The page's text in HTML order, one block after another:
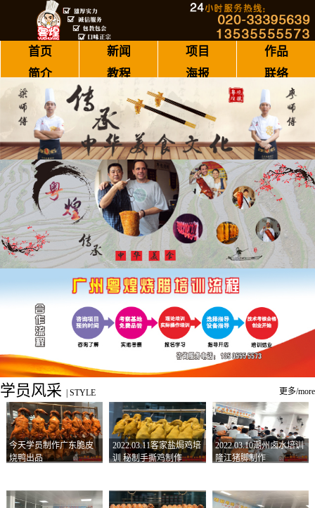
首页 新闻 项目
作品
简介
教程 海报 联络
学员风采 STYLE 更多/more
今天学员制作广东脆皮
烧鸭出品
2022.03.11客家盐焗鸡培
训 秘制手撕鸡制作
2022.03.10潮州卤水培训
隆江猪脚制作